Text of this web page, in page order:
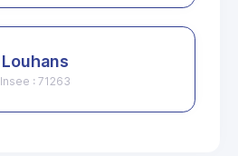
Louhans
Insee : 71263